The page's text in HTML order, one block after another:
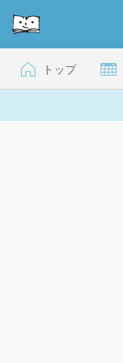
トップ